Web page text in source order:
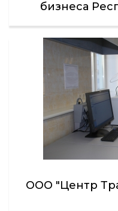
бизнеса
ООО "Центр